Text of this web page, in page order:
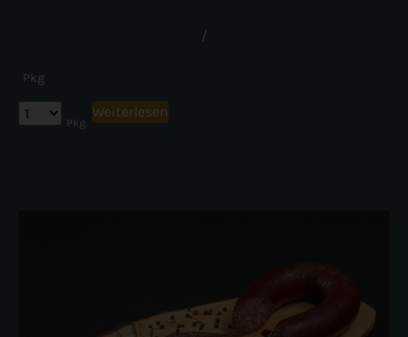
/
Pkg
Pkg.
Weiterlesen